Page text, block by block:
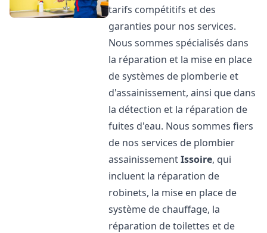
tarifs compétitifs et des
garanties pour nos services.
Nous sommes spécialisés dans
la réparation et la mise en place
de systèmes de plomberie et
d'assainissement, ainsi que dans
la détection et la réparation de
fuites d'eau. Nous sommes fiers
de nos services de plombier
assainissementIssoire, qui
incluent la réparation de
robinets, la mise en place de
système de chauffage, la
réparation de toilettes et de